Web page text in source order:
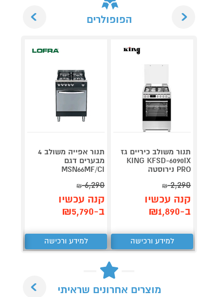
הפופולרים
תנור משולב כיריים גז
KING KFSD-6090IX
PRO נירוסטה
2,290
₪
קנה עכשיו
ב-₪1,890
למידע ורכישה
תנור אפייה משולב 4
מבערים דגם
MSN66MF/CI
6,290
₪
קנה עכשיו
ב-₪5,790
למידע ורכישה
מוצרים אחרונים שראיתי